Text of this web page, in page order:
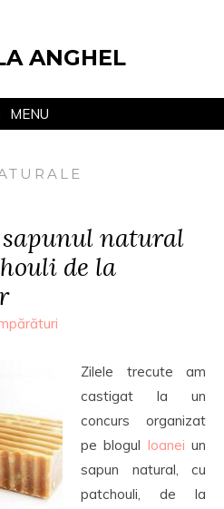
ANGHEL
MENU
sapunul natural
de la
Zilele trecute am
castigat la un
concurs organizat
pe blogul Ioanei un
sapun natural, cu
patchouli, de la